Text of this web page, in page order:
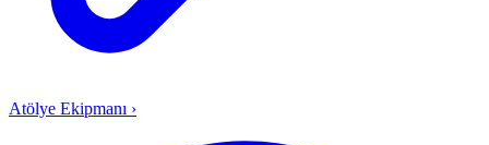
Atölye Ekipmanı ›